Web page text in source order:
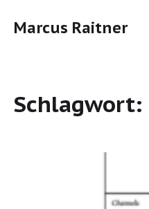
Marcus Raitner
Schlagwort: